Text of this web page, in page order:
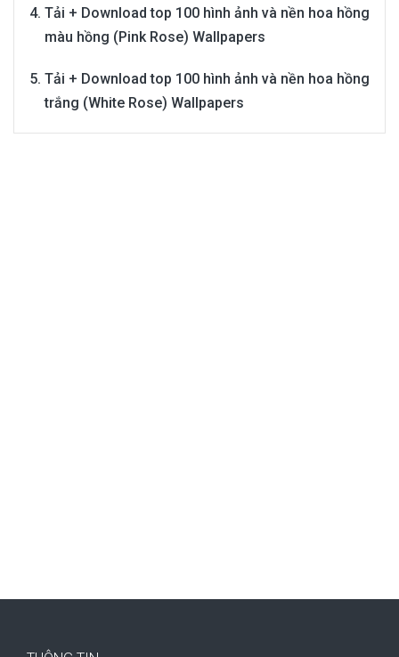
Tải + Download top 100 hình ảnh và nền hoa hồng
màu hồng (Pink Rose) Wallpapers
Tải + Download top 100 hình ảnh và nền hoa hồng
trắng (White Rose) Wallpapers